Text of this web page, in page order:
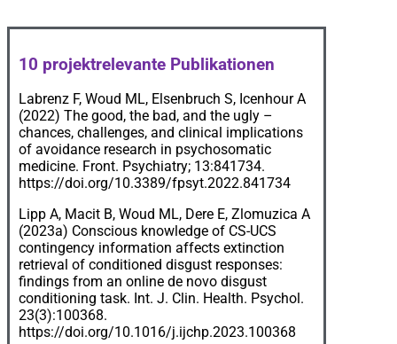
10 projektrelevante Publikationen
Labrenz F, Woud ML, Elsenbruch S, Icenhour A
(2022) The good, the bad, and the ugly –
chances, challenges, and clinical implications
of avoidance research in psychosomatic
medicine. Front. Psychiatry; 13:841734.
https://doi.org/10.3389/fpsyt.2022.841734
Lipp A, Macit B, Woud ML, Dere E, Zlomuzica A
(2023a) Conscious knowledge of CS-UCS
contingency information affects extinction
retrieval of conditioned disgust responses:
findings from an online de novo disgust
conditioning task. Int. J. Clin. Health. Psychol.
23(3):100368.
https://doi.org/10.1016/j.ijchp.2023.100368